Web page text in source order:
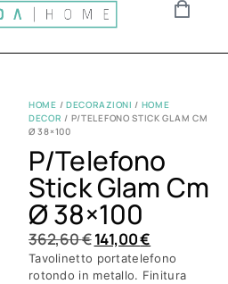
HOME / DECORAZIONI / HOME
DECOR / P/TELEFONO STICK GLAM CM
Ø 38×100
P/telefono
Stick Glam Cm
Ø 38×100
362,60€141,00€
Tavolinetto portatelefono
rotondo in metallo. Finitura